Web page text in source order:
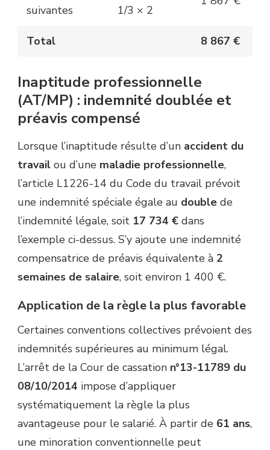
suivantes
1/3 × 2
Total 8 867 €
Inaptitude professionnelle
(AT/MP) : indemnité doublée et
préavis compensé
Lorsque l’inaptitude résulte d’un accident du
travail ou d’une maladie professionnelle,
l’article L1226-14 du Code du travail prévoit
une indemnité spéciale égale au double de
l’indemnité légale, soit 17 734 € dans
l’exemple ci-dessus. S’y ajoute une indemnité
compensatrice de préavis équivalente à 2
semaines de salaire, soit environ 1 400 €.
Application de la règle la plus favorable
Certaines conventions collectives prévoient des
indemnités supérieures au minimum légal.
L’arrêt de la Cour de cassation n°13-11789 du
08/10/2014 impose d’appliquer
systématiquement la règle la plus
avantageuse pour le salarié. À partir de 61 ans,
une minoration conventionnelle peut